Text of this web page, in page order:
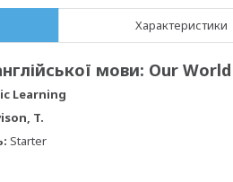
Характеристики
мови: Our
Learning
T.
Starter